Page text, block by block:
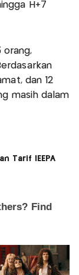
H+7
orang,
dan 12
masih dalam
Tarif IEEPA